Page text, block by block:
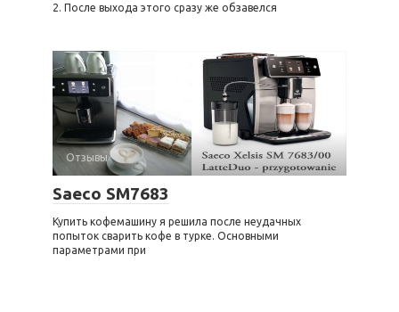
2. После выхода этого сразу же обзавелся
Отзывы
Saeco SM7683
Купить кофемашину я решила после неудачных
попыток сварить кофе в турке. Основными
параметрами при